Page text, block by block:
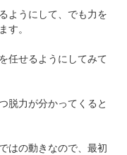
ようにして、でも力を
す。
任せるようにしてみて
脱力が分かってくると
はの動きなので、最初